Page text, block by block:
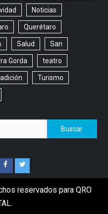
Noticias
Querétaro
Salud San
Gorda teatro
Turismo
reservados para QRO